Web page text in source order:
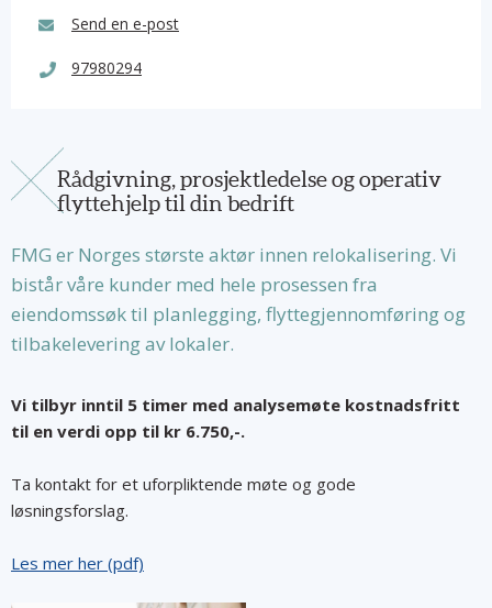
Send en e-post
97980294
Rådgivning, prosjektledelse og operativ
flyttehjelp til din bedrift
FMG er Norges største aktør innen relokalisering. Vi
bistår våre kunder med hele prosessen fra
eiendomssøk til planlegging, flyttegjennomføring og
tilbakelevering av lokaler.
Vi tilbyr inntil 5 timer med analysemøte kostnadsfritt
til en verdi opp til kr 6.750,-.
Ta kontakt for et uforpliktende møte og gode
løsningsforslag.
Les mer her (pdf)